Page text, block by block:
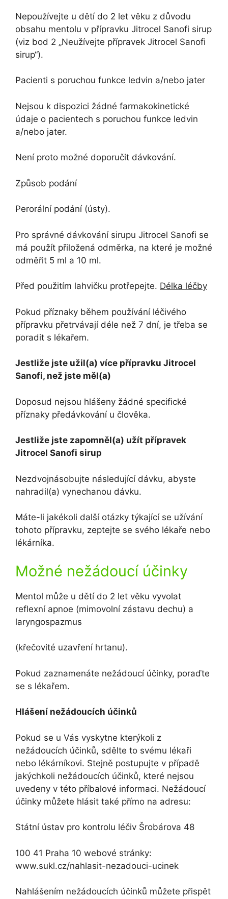
Nepoužívejte u dětí do 2 let věku z důvodu
obsahu mentolu v přípravku Jitrocel Sanofi sirup
(viz bod 2 „Neužívejte přípravek Jitrocel Sanofi
sirup“).
Pacienti s poruchou funkce ledvin a/nebo jater
Nejsou k dispozici žádné farmakokinetické
údaje o pacientech s poruchou funkce ledvin
a/nebo jater.
Není proto možné doporučit dávkování.
Způsob podání
Perorální podání (ústy).
Pro správné dávkování sirupu Jitrocel Sanofi se
má použít přiložená odměrka, na které je možné
odměřit 5 ml a 10 ml.
Před použitím lahvičku protřepejte. Délka léčby
Pokud příznaky během používání léčivého
přípravku přetrvávají déle než 7 dní, je třeba se
poradit s lékařem.
Jestliže jste užil(a) více přípravku Jitrocel
Sanofi, než jste měl(a)
Doposud nejsou hlášeny žádné specifické
příznaky předávkování u člověka.
Jestliže jste zapomněl(a) užít přípravek
Jitrocel Sanofi sirup
Nezdvojnásobujte následující dávku, abyste
nahradil(a) vynechanou dávku.
Máte-li jakékoli další otázky týkající se užívání
tohoto přípravku, zeptejte se svého lékaře nebo
lékárníka.
Možné nežádoucí účinky
Mentol může u dětí do 2 let věku vyvolat
reflexní apnoe (mimovolní zástavu dechu) a
laryngospazmus
(křečovité uzavření hrtanu).
Pokud zaznamenáte nežádoucí účinky, poraďte
se s lékařem.
Hlášení nežádoucích účinků
Pokud se u Vás vyskytne kterýkoli z
nežádoucích účinků, sdělte to svému lékaři
nebo lékárníkovi. Stejně postupujte v případě
jakýchkoli nežádoucích účinků, které nejsou
uvedeny v této příbalové informaci. Nežádoucí
účinky můžete hlásit také přímo na adresu:
Státní ústav pro kontrolu léčiv Šrobárova 48
100 41 Praha 10 webové stránky:
www.sukl.cz/nahlasit-nezadouci-ucinek
Nahlášením nežádoucích účinků můžete přispět